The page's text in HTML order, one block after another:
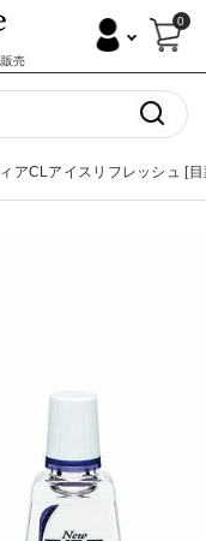
売
0
アCLアイスリフレッシュ [